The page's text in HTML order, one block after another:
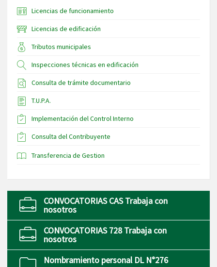
Licencias de funcionamiento
Licencias de edificación
Tributos municipales
Inspecciones técnicas en edificación
Consulta de trámite documentario
T.U.P.A.
Implementación del Control Interno
Consulta del Contribuyente
Transferencia de Gestion
CONVOCATORIAS CAS Trabaja con
nosotros
CONVOCATORIAS 728 Trabaja con
nosotros
Nombramiento personal DL N°276